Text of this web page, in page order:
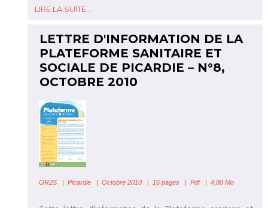
LIRE LA SUITE...
LETTRE D'INFORMATION DE LA
PLATEFORME SANITAIRE ET
SOCIALE DE PICARDIE – N°8,
OCTOBRE 2010
OR2S |Picardie | Octobre 2010 | 16 pages | Pdf | 4,80 Mo